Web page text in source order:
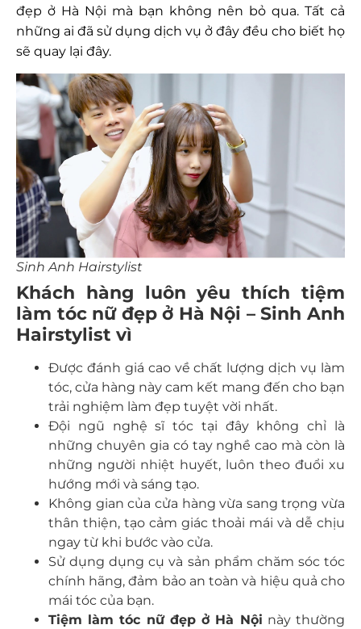
đẹp ở Hà Nội mà bạn không nên bỏ qua. Tất cả
những ai đã sử dụng dịch vụ ở đây đều cho biết họ
sẽ quay lại đây.
Sinh Anh Hairstylist
Khách hàng luôn yêu thích tiệm
làm tóc nữ đẹp ở Hà Nội – Sinh Anh
Hairstylist vì
Được đánh giá cao về chất lượng dịch vụ làm
tóc, cửa hàng này cam kết mang đến cho bạn
trải nghiệm làm đẹp tuyệt vời nhất.
Đội ngũ nghệ sĩ tóc tại đây không chỉ là
những chuyên gia có tay nghề cao mà còn là
những người nhiệt huyết, luôn theo đuổi xu
hướng mới và sáng tạo.
Không gian của cửa hàng vừa sang trọng vừa
thân thiện, tạo cảm giác thoải mái và dễ chịu
ngay từ khi bước vào cửa.
Sử dụng dụng cụ và sản phẩm chăm sóc tóc
chính hãng, đảm bảo an toàn và hiệu quả cho
mái tóc của bạn.
Tiệm làm tóc nữ đẹp ở Hà Nội nàythường